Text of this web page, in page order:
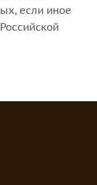
если иное